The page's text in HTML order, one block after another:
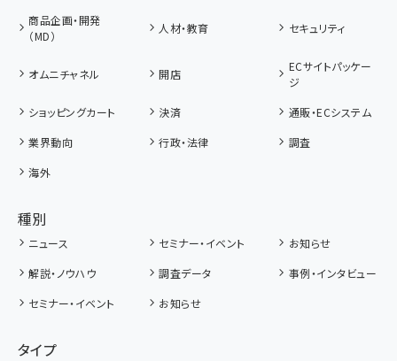
商品企画・開発
（MD）
人材・教育 セキュリティ
オムニチャネル 開店
ECサイトパッケー
ジ
ショッピングカート
決済
通販・ECシステム
業界動向
行政・法律
調査
海外
種別
ニュース セミナー・イベント
お知らせ
解説・ノウハウ
調査データ
事例・インタビュー
セミナー・イベント
お知らせ
タイプ